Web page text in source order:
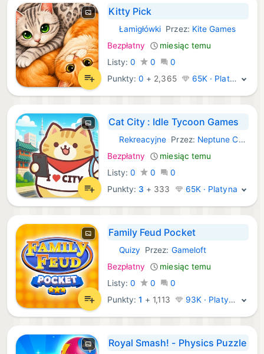
Kitty Pick
iOS Gry:
Łamigłówki Przez: Kite Games
Bezpłatny
miesiąc temu
Listy: 0 0
0
Punkty:0 + 2,365 65K · Platyna
Cat City : Idle Tycoon Games
iOS Gry:
Rekreacyjne Przez: Neptune Company
Bezpłatny
miesiąc temu
Listy: 0 0
0
Punkty: 3 + 333 65K · Platyna
Family Feud Pocket
iOS Gry:
Quizy Przez: Gameloft
Bezpłatny
miesiąc temu
Listy: 0 0
0
Punkty:1 + 1,113 93K · Platyna
Royal Smash! - Physics Puzzle